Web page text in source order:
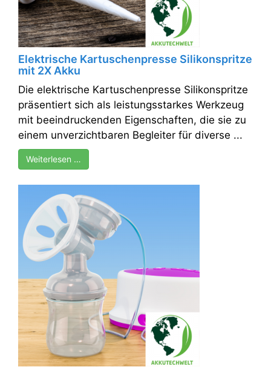
Elektrische Kartuschenpresse Silikonspritze
mit 2X Akku
Die elektrische Kartuschenpresse Silikonspritze
präsentiert sich als leistungsstarkes Werkzeug
mit beeindruckenden Eigenschaften, die sie zu
einem unverzichtbaren Begleiter für diverse ...
Weiterlesen …